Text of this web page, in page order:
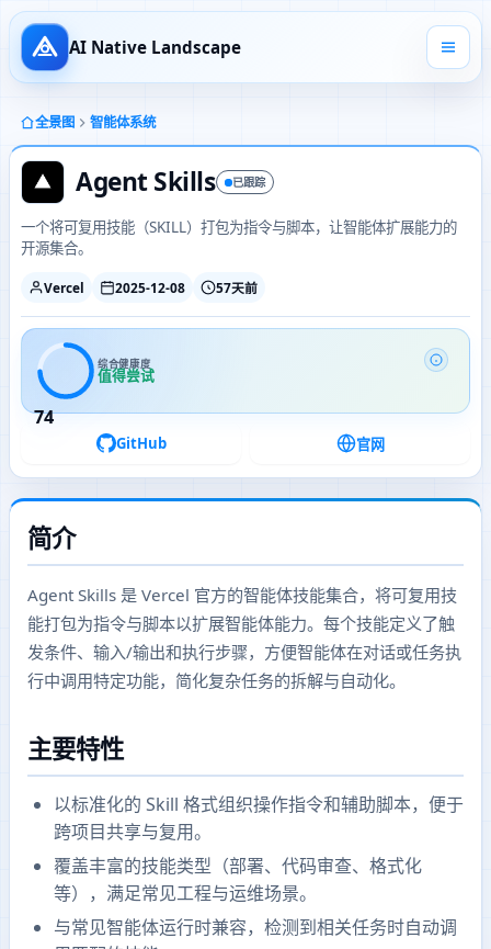
AI Native Landscape
全景图 智能体系统
Agent Skills 已跟踪
一个将可复用技能（SKILL）打包为指令与脚本，让智能体扩展能力的
开源集合。
Vercel 2025-12-08 57天前
74
综合健康度
值得尝试
GitHub 官网
简介
Agent Skills 是 Vercel 官方的智能体技能集合，将可复用技
能打包为指令与脚本以扩展智能体能力。每个技能定义了触
发条件、输入/输出和执行步骤，方便智能体在对话或任务执
行中调用特定功能，简化复杂任务的拆解与自动化。
主要特性
以标准化的 Skill 格式组织操作指令和辅助脚本，便于
跨项目共享与复用。
覆盖丰富的技能类型（部署、代码审查、格式化
等），满足常见工程与运维场景。
与常见智能体运行时兼容，检测到相关任务时自动调